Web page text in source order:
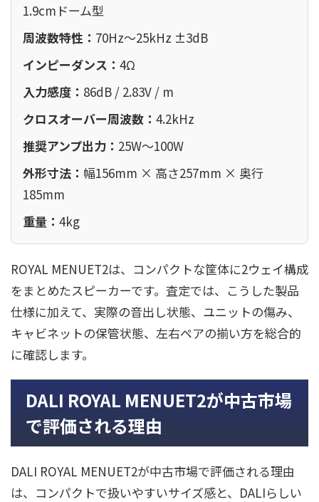
1.9cmドーム型
周波数特性： 70Hz〜25kHz ±3dB
インピーダンス： 4Ω
入力感度： 86dB / 2.83V / m
クロスオーバー周波数： 4.2kHz
推奨アンプ出力： 25W〜100W
外形寸法： 幅156mm × 高さ257mm × 奥行
185mm
重量： 4kg
ROYAL MENUET2は、コンパクトな筐体に2ウェイ構成
をまとめたスピーカーです。査定では、こうした製品
仕様に加えて、実際の音出し状態、ユニットの傷み、
キャビネットの保管状態、左右ペアの揃い方を総合的
に確認します。
DALI ROYAL MENUET2が中古市場
で評価される理由
DALI ROYAL MENUET2が中古市場で評価される理由
は、コンパクトで扱いやすいサイズ感と、DALIらしい